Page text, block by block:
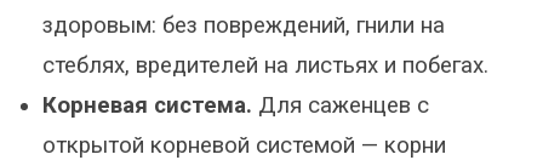
здоровым: без повреждений, гнили на
стеблях, вредителей на листьях и побегах.
Корневая система. Для саженцев с
открытой корневой системой — корни